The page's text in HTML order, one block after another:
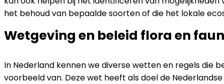
het behoud van bepaalde soorten of die het lokale
Wetgeving en beleid flora en
In Nederland kennen we diverse wetten en regels die
voorbeeld van. Deze wet heeft als doel de